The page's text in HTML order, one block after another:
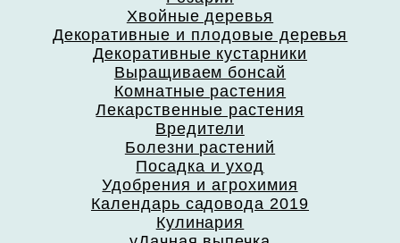
Хвойные деревья
Декоративные и плодовые деревья
Декоративные кустарники
Выращиваем бонсай
Комнатные растения
Лекарственные растения
Вредители
Болезни растений
Посадка и уход
Удобрения и агрохимия
Календарь садовода 2019
Кулинария